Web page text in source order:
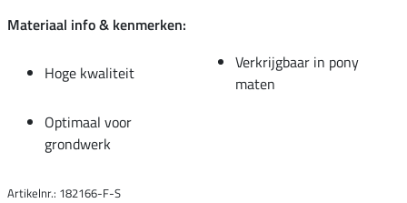
Materiaal info & kenmerken:
Hoge kwaliteit
Verkrijgbaar in pony
maten
Optimaal voor
grondwerk
Artikelnr.: 182166-F-S